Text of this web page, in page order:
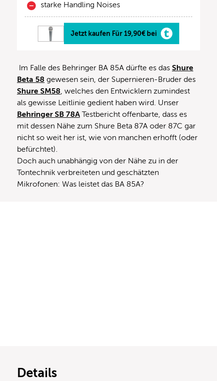
starke Handling Noises
Jetzt kaufen Für 19,90€ bei
Im Falle des Behringer BA 85A dürfte es das Shure
Beta 58 gewesen sein, der Supernieren-Bruder des
Shure SM58, welches den Entwicklern zumindest
als gewisse Leitlinie gedient haben wird. Unser
Behringer SB 78A Testbericht offenbarte, dass es
mit dessen Nähe zum Shure Beta 87A oder 87C gar
nicht so weit her ist, wie von manchen erhofft (oder
befürchtet).
Doch auch unabhängig von der Nähe zu in der
Tontechnik verbreiteten und geschätzten
Mikrofonen: Was leistet das BA 85A?
Details